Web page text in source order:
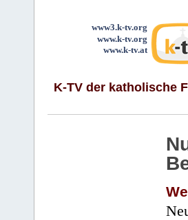
www3.k-tv.org
www.k-tv.org
www.k-tv.at
K-TV der katholische